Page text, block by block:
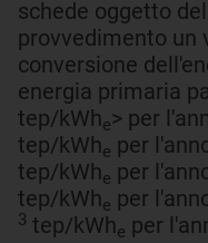
schede oggetto
provvedimento un
conversione
energia primaria
tep/kWhe> per
tep/kWhe per
tep/kWhe per
tep/kWhe per
3 tep/kWhe per